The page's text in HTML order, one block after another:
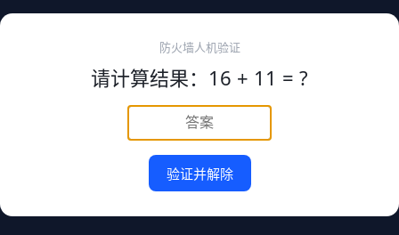
防火墙人机验证
请计算结果：16 + 11 = ?
验证并解除